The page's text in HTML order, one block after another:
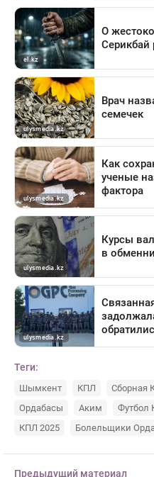
Теги:
Шымкент КПЛ
Сборная
Ордабасы
Аким Футбол
КПЛ 2025
Болельщики
Предыдущий материал